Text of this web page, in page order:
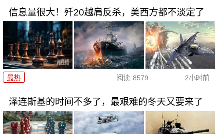
信息量很大！歼20越肩反杀，美西方都不淡定了
最热 阅读 8579 2小时前
泽连斯基的时间不多了，最艰难的冬天又要来了